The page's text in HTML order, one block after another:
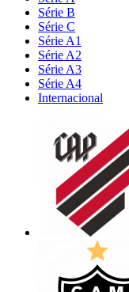
Série B
Série C
Série A1
Série A2
Série A3
Série A4
Internacional